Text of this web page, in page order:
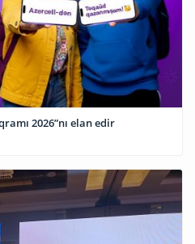
2026”nı elan edir